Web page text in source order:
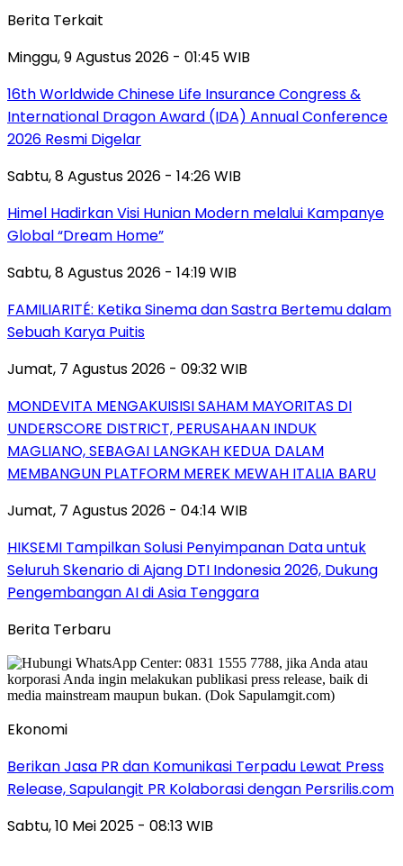
Berita Terkait
Minggu, 9 Agustus 2026 - 01:45 WIB
16th Worldwide Chinese Life Insurance Congress &
International Dragon Award (IDA) Annual Conference
2026 Resmi Digelar
Sabtu, 8 Agustus 2026 - 14:26 WIB
Himel Hadirkan Visi Hunian Modern melalui Kampanye
Global “Dream Home”
Sabtu, 8 Agustus 2026 - 14:19 WIB
FAMILIARITÉ: Ketika Sinema dan Sastra Bertemu dalam
Sebuah Karya Puitis
Jumat, 7 Agustus 2026 - 09:32 WIB
MONDEVITA MENGAKUISISI SAHAM MAYORITAS DI
UNDERSCORE DISTRICT, PERUSAHAAN INDUK
MAGLIANO, SEBAGAI LANGKAH KEDUA DALAM
MEMBANGUN PLATFORM MEREK MEWAH ITALIA BARU
Jumat, 7 Agustus 2026 - 04:14 WIB
HIKSEMI Tampilkan Solusi Penyimpanan Data untuk
Seluruh Skenario di Ajang DTI Indonesia 2026, Dukung
Pengembangan AI di Asia Tenggara
Berita Terbaru
Ekonomi
Berikan Jasa PR dan Komunikasi Terpadu Lewat Press
Release, Sapulangit PR Kolaborasi dengan Persrilis.com
Sabtu, 10 Mei 2025 - 08:13 WIB